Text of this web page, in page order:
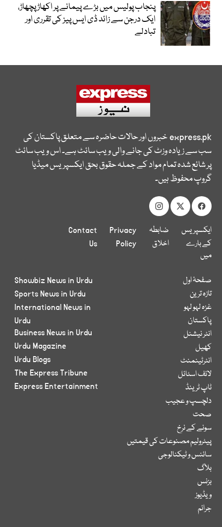
پنجاب پولیس میں بڑے پیمانے پر اکھاڑ پچھاڑ،
ایک درجن سے زائد ڈی ایس پیز کی تقرری اور
تبادلے
express.pkخبروں اور حالات حاضرہ سے متعلق پاکستان کی
سب سے زیادہ وزٹ کی جانے والی ویب سائٹ ہے۔ اس ویب سائٹ
پر شائع شدہ تمام مواد کے جملہ حقوق بحق ایکسپریس میڈیا
گروپ محفوظ ہیں۔
ایکسپریس
کے بارے
میں
ضابطہ
اخلاق
Privacy
Policy
Contact
Us
صفحۂ اول
تازہ ترین
غزہ لہو لہو
پاکستان
انٹر نیشنل
کھیل
انٹرٹینمنٹ
لائف اسٹائل
ٹاپ ٹرینڈ
دلچسپ و عجیب
صحت
سونے کے نرخ
پیٹرولیم مصنوعات کی قیمتیں
سائنس و ٹیکنالوجی
بلاگ
بزنس
ویڈیوز
جرائم
Showbiz News in Urdu
Sports News in Urdu
International News in
Urdu
Business News in Urdu
Urdu Magazine
Urdu Blogs
The Express Tribune
Express Entertainment